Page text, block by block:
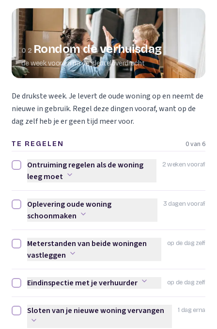
02 Rondom de verhuisdag
de week voor en na de sleuteloverdracht
De drukste week. Je levert de oude woning op en neemt de
nieuwe in gebruik. Regel deze dingen vooraf, want op de
dag zelf heb je er geen tijd meer voor.
TE REGELEN 0 van 6
2 weken vooraf
Ontruiming regelen als de woning leeg moet afvinken
Ontruiming regelen als de woning
leeg moet
3 dagen vooraf
Oplevering oude woning schoonmaken afvinken
Oplevering oude woning
schoonmaken
op de dag zelf
Meterstanden van beide woningen vastleggen afvinken
Meterstanden van beide woningen
vastleggen
op de dag zelf
Eindinspectie met je verhuurder afvinken
Eindinspectie met je verhuurder
1 dag erna
Sloten van je nieuwe woning vervangen afvinken
Sloten van je nieuwe woning vervangen